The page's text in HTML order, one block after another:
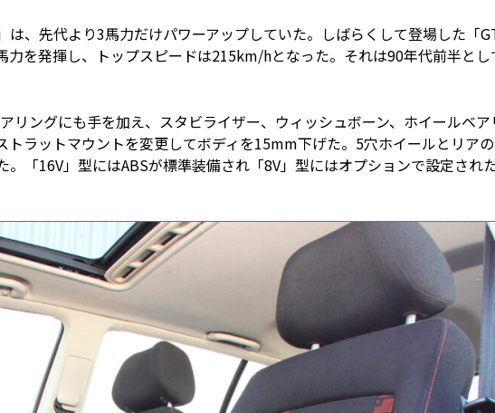
は、先代より3馬力だけパワーアップしていた。しばらくして登場した「
力を発揮し、トップスピードは215km/hとなった。それは90年代前半とし
リングにも手を加え、スタビライザー、ウィッシュボーン、ホイールベア
トラットマウントを変更してボディを15mm下げた。5穴ホイールとリア
「16V」型にはABSが標準装備され「8V」型にはオプションで設定された